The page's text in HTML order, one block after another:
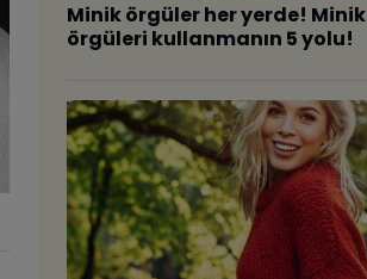
​Minik örgüler her yerde! Minik
örgüleri kullanmanın 5 yolu!